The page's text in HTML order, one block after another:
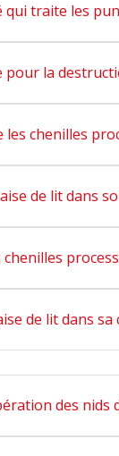
qui traite les
pour la
les chenilles
de lit dans
chenilles
de lit dans
des nids